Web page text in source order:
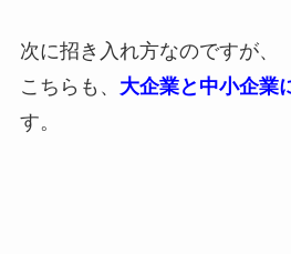
次に招き入れ方なのですが、
こちらも、 大企業と中小企業
す。